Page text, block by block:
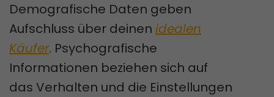
Demografische Daten geben
Aufschluss über deinen idealen
Käufer. Psychografische
Informationen beziehen sich auf
das Verhalten und die Einstellungen